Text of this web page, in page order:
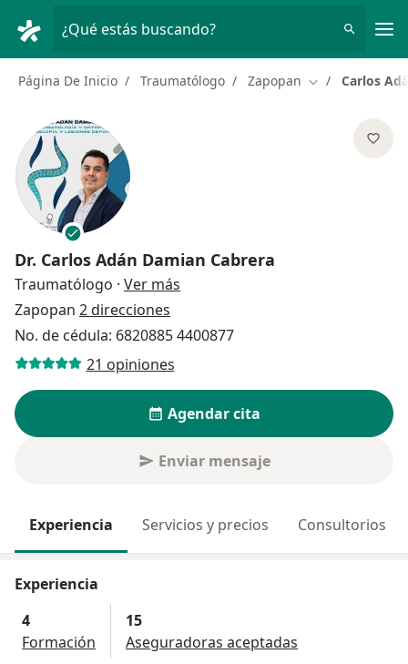
¿Qué estás buscando?
Página De Inicio Traumatólogo Zapopan Cambiar de
Carlos
Dr. Carlos Adán Damian Cabrera
Traumatólogo · Ver más
Zapopan 2 direcciones
No. de cédula: 6820885 4400877
21 opiniones
Agendar cita
Enviar mensaje
Experiencia Servicios y precios Consultorios
Experiencia
4
Formación
15
Aseguradoras aceptadas